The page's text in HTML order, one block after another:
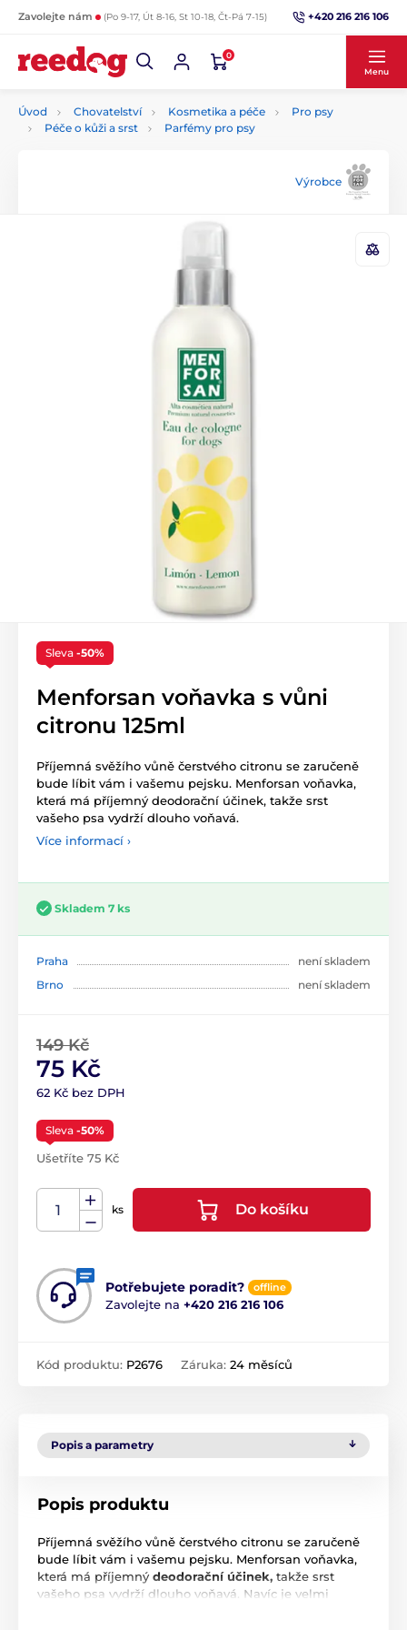
Zavolejte nám (Po 9-17, Út 8-16, St 10-18, Čt-Pá 7-15) +420 216 216 106
0
Menu
Úvod Chovatelství Kosmetika a péče
Pro psy
Péče o kůži a srst
Parfémy pro psy
Výrobce
Sleva -50%
Menforsan voňavka s vůni
citronu 125ml
Příjemná svěžího vůně čerstvého citronu se zaručeně
bude líbit vám i vašemu pejsku. Menforsan voňavka,
která má příjemný deodorační účinek, takže srst
vašeho psa vydrží dlouho voňavá.
Více informací ›
Skladem 7 ks
Praha
není skladem
Brno
není skladem
149 Kč
75 Kč
62 Kč bez DPH
Sleva -50%
Ušetříte 75 Kč
ks Do košíku
Potřebujete poradit? offline
Zavolejte na +420 216 216 106
Kód produktu: P2676 Záruka: 24 měsíců
Popis a parametry
Popis produktu
Příjemná svěžího vůně čerstvého citronu se zaručeně
bude líbit vám i vašemu pejsku. Menforsan voňavka,
která má příjemný deodorační účinek, takže srst
vašeho psa vydrží dlouho voňavá. Navíc je velmi